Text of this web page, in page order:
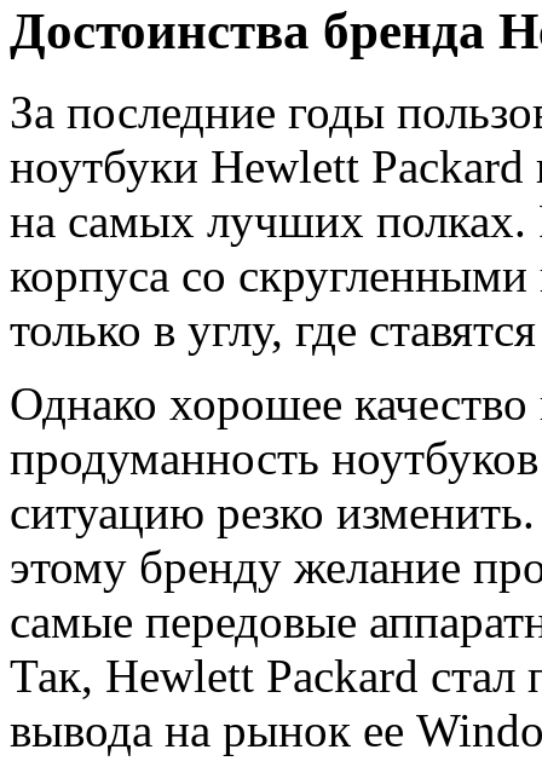
Достоинства бренда
За последние годы
ноутбуки Hewlett
на самых лучших полках.
корпуса со
только в углу, где
Однако хорошее качество
продуманность
ситуацию резко
этому бренду желание
самые передовые
Так, Hewlett Packard
вывода на рынок ее